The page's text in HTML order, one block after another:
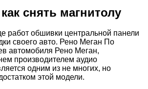
снять магнитолу
работ обшивки центральной панели
своего авто. Рено Меган По
автомобиля Рено Меган,
производителем аудио
одним из не многих, но
этой модели.